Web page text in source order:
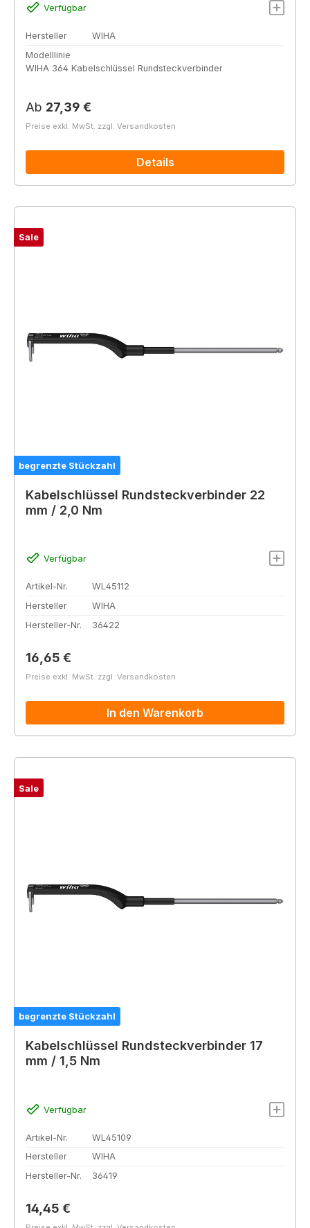
Verfügbar
Hersteller
WIHA
Modelllinie
WIHA 364 Kabelschlüssel Rundsteckverbinder
Regulärer Preis:
Ab 27,39 €
Preise exkl. MwSt. zzgl. Versandkosten
Details
Sale
begrenzte Stückzahl
Kabelschlüssel Rundsteckverbinder 22
mm / 2,0 Nm
Verfügbar
Artikel-Nr.
WL45112
Hersteller
WIHA
Hersteller-Nr.
36422
Regulärer Preis:
16,65 €
Preise exkl. MwSt. zzgl. Versandkosten
In den Warenkorb
Sale
begrenzte Stückzahl
Kabelschlüssel Rundsteckverbinder 17
mm / 1,5 Nm
Verfügbar
Artikel-Nr.
WL45109
Hersteller
WIHA
Hersteller-Nr.
36419
Regulärer Preis:
14,45 €